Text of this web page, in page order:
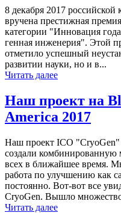
8 декабря 2017
вручена престижная
категории "Инновация
генная инженерия". Этой
отметило успешный
развитии науки, но и в...
Читать далее
Наш проект на
America 2017
Наш проект ICO
создали комбинированную
всех в ближайшее время.
работа по улучшению как
постоянно. Вот-вот все
CryoGen. Вышло множество
Читать далее